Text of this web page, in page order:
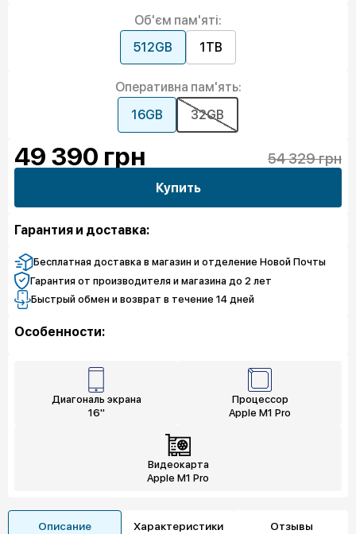
Об'єм пам'яті:
512GB
1TB
Оперативна пам'ять:
16GB
32GB
49 390 грн 54 329 грн
Купить
Гарантия и доставка:
Бесплатная доставка в магазин и отделение Новой Почты
Гарантия от производителя и магазина до 2 лет
Быстрый обмен и возврат в течение 14 дней
Особенности:
Диагональ экрана
16"
Процессор
Apple M1 Pro
Видеокарта
Apple M1 Pro
Описание Характеристики Отзывы